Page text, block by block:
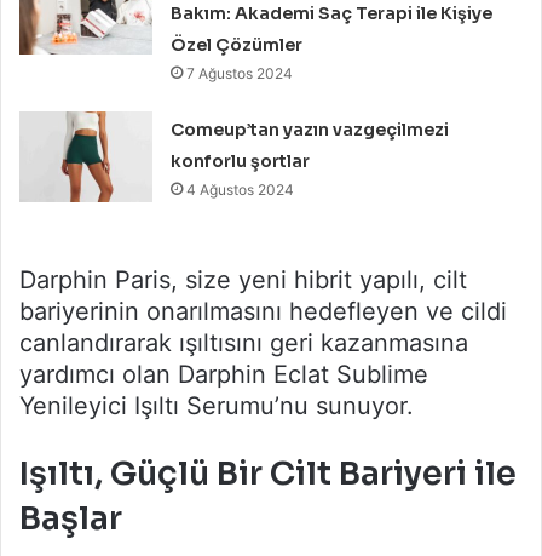
Bakım: Akademi Saç Terapi ile Kişiye
Özel Çözümler
7 Ağustos 2024
Comeup’tan yazın vazgeçilmezi
konforlu şortlar
4 Ağustos 2024
Darphin Paris, size yeni hibrit yapılı, cilt
bariyerinin onarılmasını hedefleyen ve cildi
canlandırarak ışıltısını geri kazanmasına
yardımcı olan Darphin Eclat Sublime
Yenileyici Işıltı Serumu’nu sunuyor.
Işıltı, Güçlü Bir Cilt Bariyeri ile
Başlar